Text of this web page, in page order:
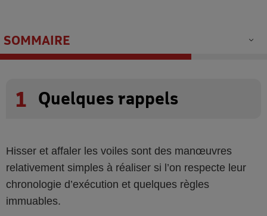
SOMMAIRE
1 Quelques rappels
Hisser et affaler les voiles sont des manœuvres
relativement simples à réaliser si l’on respecte leur
chronologie d’exécution et quelques règles
immuables.